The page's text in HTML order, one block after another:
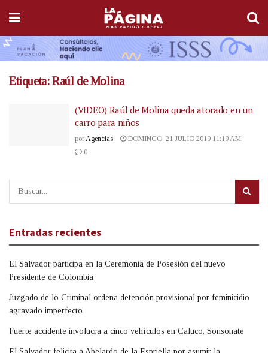
Etiqueta:Raúl de Molina
(VIDEO) Raúl de Molina queda atorado en un
carro para niños
por Agencias
DOMINGO, 21 JULIO 2019 11:19 AM
0
Entradas recientes
El Salvador participa en la Ceremonia de Posesión del nuevo
Presidente de Colombia
Juzgado de lo Criminal ordena detención provisional por feminicidio
agravado imperfecto
Fuerte accidente involucra a cinco vehículos en Caluco, Sonsonate